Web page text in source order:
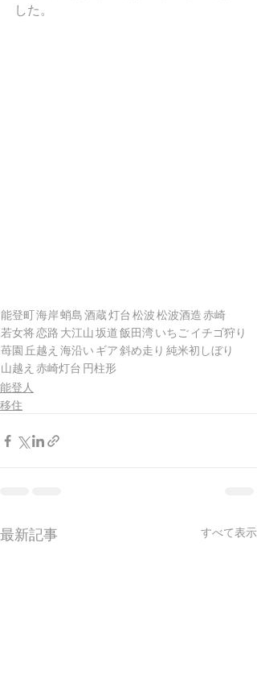
した。
能登町海岸蛸島酒蔵灯台松波松波酒造赤崎
若女将恋路 大江山坂道飯田湾いちごイチゴ狩り
苺園 丘越え 海沿い ギア斜め走り 純米初しぼり
山越え 赤崎灯台 円柱形
能登人
移住
最新記事 すべて表示